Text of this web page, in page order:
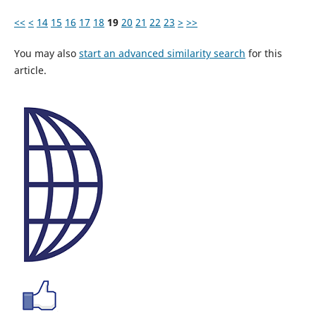
<< < 14 15 16 17 18 19 20 21 22 23 > >>
You may also start an advanced similarity search for this
article.